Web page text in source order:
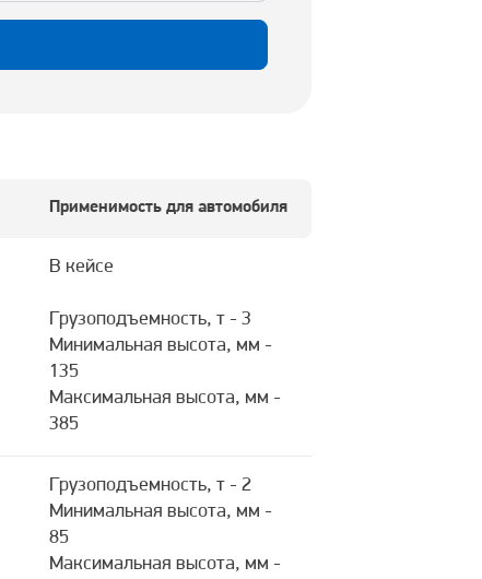
Применимость для автомобиля
В кейсе
Грузоподъемность, т - 3
Минимальная высота, мм -
135
Максимальная высота, мм -
385
Грузоподъемность, т - 2
Минимальная высота, мм -
85
Максимальная высота, мм -